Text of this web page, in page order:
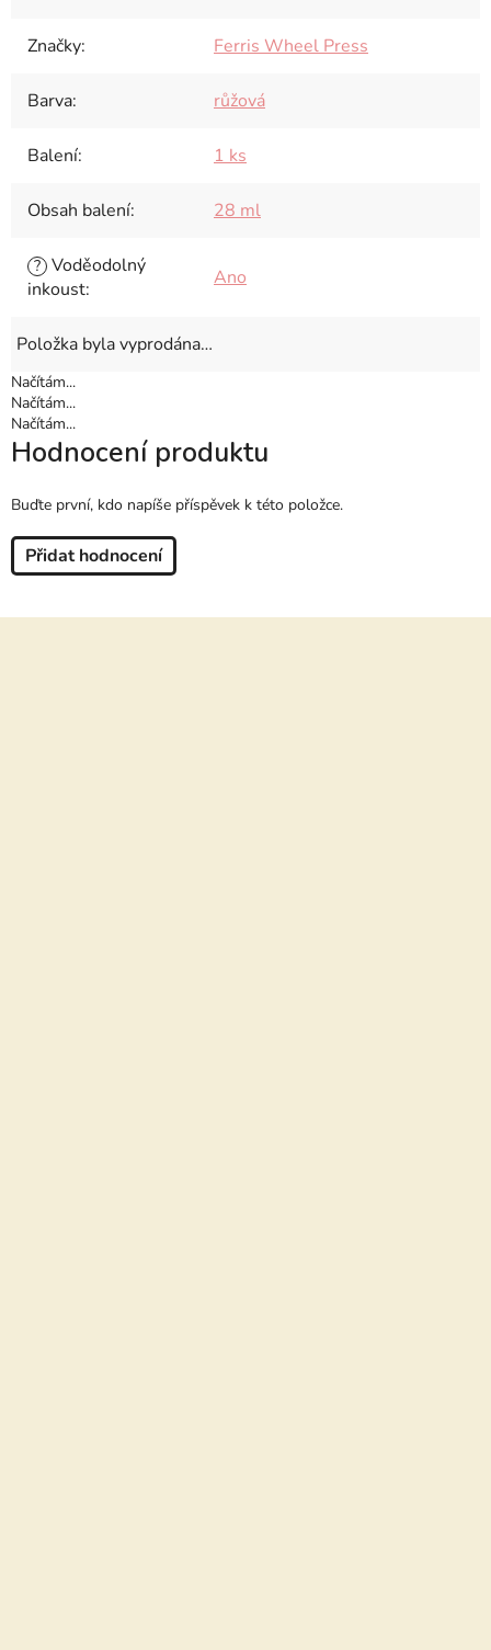
Značky: Ferris Wheel Press
Barva: růžová
Balení: 1 ks
Obsah balení: 28 ml
? Voděodolný
inkoust: Ano
Položka byla vyprodána…
Načítám...
Načítám...
Načítám...
Hodnocení produktu
Buďte první, kdo napíše příspěvek k této položce.
Přidat hodnocení